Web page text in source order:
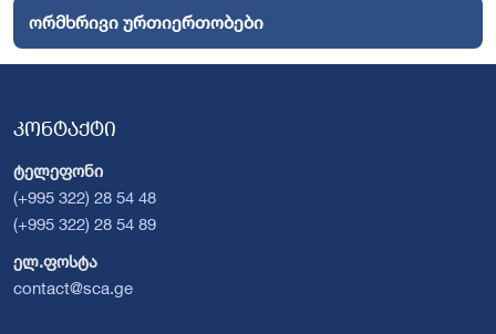
ორმხრივი ურთიერთობები
კონტაქტი
ტელეფონი
(+995 322) 28 54 48
(+995 322) 28 54 89
ელ.ფოსტა
contact@sca.ge